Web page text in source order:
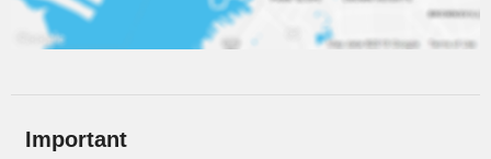
Important